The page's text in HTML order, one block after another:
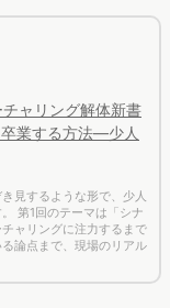
業する方法―少人
見するような形で、少人
第1回のテーマは「シナ
ャリングに注力するまで
論点まで、現場のリアル